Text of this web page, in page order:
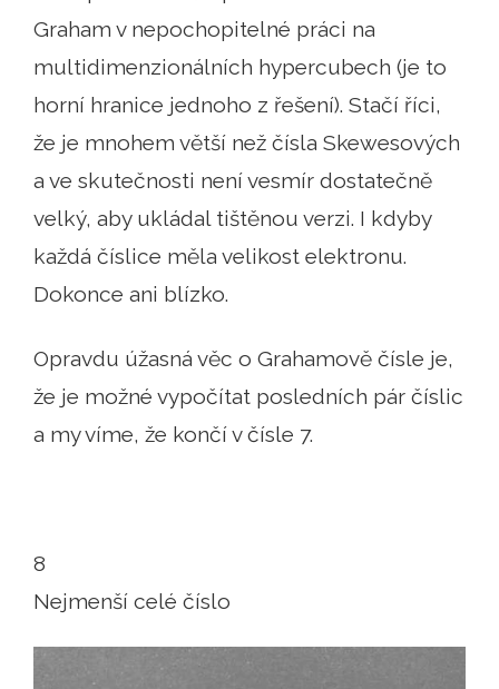
Graham v nepochopitelné práci na
multidimenzionálních hypercubech (je to
horní hranice jednoho z řešení). Stačí říci,
že je mnohem větší než čísla Skewesových
a ve skutečnosti není vesmír dostatečně
velký, aby ukládal tištěnou verzi. I kdyby
každá číslice měla velikost elektronu.
Dokonce ani blízko.
Opravdu úžasná věc o Grahamově čísle je,
že je možné vypočítat posledních pár číslic
a my víme, že končí v čísle 7.
8
Nejmenší celé číslo